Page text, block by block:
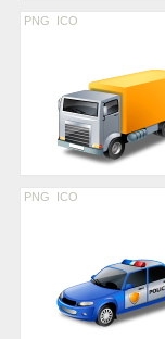
PNG ICO
PNG ICO